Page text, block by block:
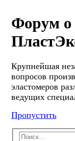
Форум о
Крупнейшая
вопросов
эластомеров
ведущих
Пропустить